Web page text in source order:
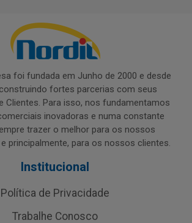
foi fundada em Junho de 2000 e desde
fortes parcerias com seus
Clientes. Para isso, nos fundamentamos
inovadoras e numa constante
trazer o melhor para os nossos
principalmente, para os nossos clientes.
Institucional
Política de Privacidade
Trabalhe Conosco